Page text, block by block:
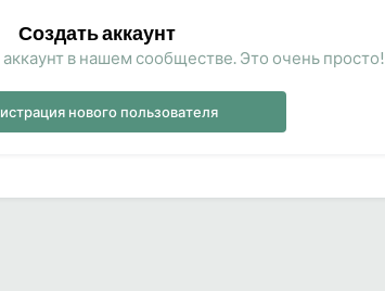
Создать аккаунт
в нашем сообществе. Это очень просто!
нового пользователя